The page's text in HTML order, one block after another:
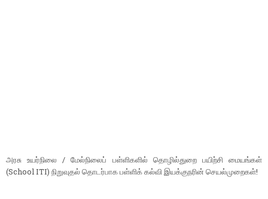
அரசு உயர்நிலை / மேல்நிலைப் பள்ளிகளில் தொழில்துறை பயிற்சி மையங்கள்
(School ITI) நிறுவுதல் தொடர்பாக பள்ளிக் கல்வி இயக்குநரின் செயல்முறைகள்!